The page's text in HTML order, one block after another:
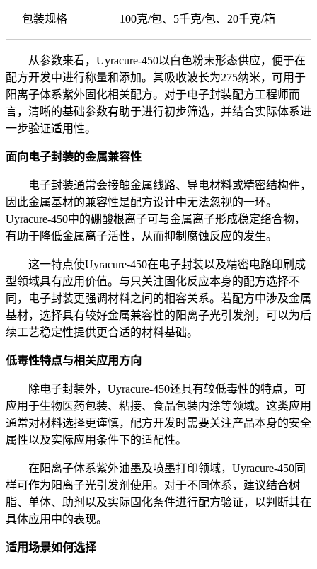
包装规格 100克/包、5千克/包、20千克/箱
从参数来看， Uyracure-450以白色粉末形态供应，便于在
配方开发中进行称量和添加。其吸收波长为275纳米，可用于
阳离子体系紫外固化相关配方。对于电子封装配方工程师而
言，清晰的基础参数有助于进行初步筛选，并结合实际体系进
一步验证适用性。
面向电子封装的金属兼容性
电子封装通常会接触金属线路、导电材料或精密结构件，
因此金属基材的兼容性是配方设计中无法忽视的一环。
Uyracure-450中的硼酸根离子可与金属离子形成稳定络合物，
有助于降低金属离子活性，从而抑制腐蚀反应的发生。
这一特点使Uyracure-450在电子封装以及精密电路印刷成
型领域具有应用价值。与只关注固化反应本身的配方选择不
同，电子封装更强调材料之间的相容关系。若配方中涉及金属
基材，选择具有较好金属兼容性的阳离子光引发剂，可以为后
续工艺稳定性提供更合适的材料基础。
低毒性特点与相关应用方向
除电子封装外， Uyracure-450还具有较低毒性的特点，可
应用于生物医药包装、粘接、食品包装内涂等领域。这类应用
通常对材料选择更谨慎，配方开发时需要关注产品本身的安全
属性以及实际应用条件下的适配性。
在阳离子体系紫外油墨及喷墨打印领域， Uyracure-450同
样可作为阳离子光引发剂使用。对于不同体系，建议结合树
脂、单体、助剂以及实际固化条件进行配方验证，以判断其在
具体应用中的表现。
适用场景如何选择